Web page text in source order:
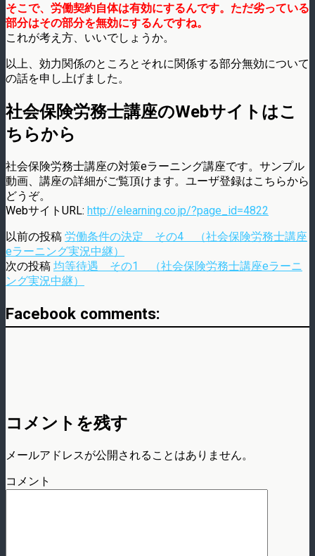
そこで、労働契約自体は有効にするんです。ただ劣っている
部分はその部分を無効にするんですね。
これが考え方、いいでしょうか。
以上、効力関係のところとそれに関係する部分無効について
の話を申し上げました。
社会保険労務士講座のWebサイトはこ
ちらから
社会保険労務士講座の対策eラーニング講座です。サンプル
動画、講座の詳細がご覧頂けます。ユーザ登録はこちらから
どうぞ。
WebサイトURL: http://elearning.co.jp/?page_id=4822
以前の投稿 労働条件の決定 その4 （社会保険労務士講座
eラーニング実況中継）
次の投稿 均等待遇 その1 （社会保険労務士講座eラーニ
ング実況中継）
Facebook comments:
コメントを残す
メールアドレスが公開されることはありません。
コメント